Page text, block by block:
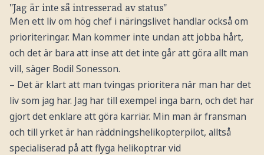
"Jag är inte så intresserad av status"
Men ett liv om hög chef i näringslivet handlar också om
prioriteringar. Man kommer inte undan att jobba hårt,
och det är bara att inse att det inte går att göra allt man
vill, säger Bodil Sonesson.
– Det är klart att man tvingas prioritera när man har det
liv som jag har. Jag har till exempel inga barn, och det har
gjort det enklare att göra karriär. Min man är fransman
och till yrket är han räddningshelikopterpilot, alltså
specialiserad på att flyga helikoptrar vid